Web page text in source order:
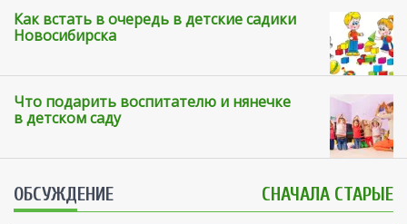
Как встать в очередь в детские садики
Новосибирска
Что подарить воспитателю и нянечке
в детском саду
ОБСУЖДЕНИЕ СНАЧАЛА СТАРЫЕ